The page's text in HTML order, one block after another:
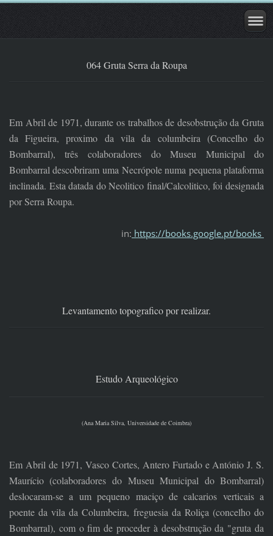
064 Gruta Serra da Roupa
Em Abril de 1971, durante os trabalhos de desobstrução da Gruta
da Figueira, proximo da vila da columbeira (Concelho do
Bombarral), três colaboradores do Museu Municipal do
Bombarral descobriram uma Necrópole numa pequena plataforma
inclinada. Esta datada do Neolitico final/Calcolitico, foi designada
por Serra Roupa.
in: https://books.google.pt/books
Levantamento topografico por realizar.
Estudo Arqueológico
(Ana Maria Silva, Universidade de Coimbra)
Em Abril de 1971, Vasco Cortes, Antero Furtado e António J. S.
Maurício (colaboradores do Museu Municipal do Bombarral)
deslocaram-se a um pequeno maciço de calcarios verticais a
poente da vila da Columbeira, freguesia da Roliça (concelho do
Bombarral), com o fim de proceder à desobstrução da "gruta da